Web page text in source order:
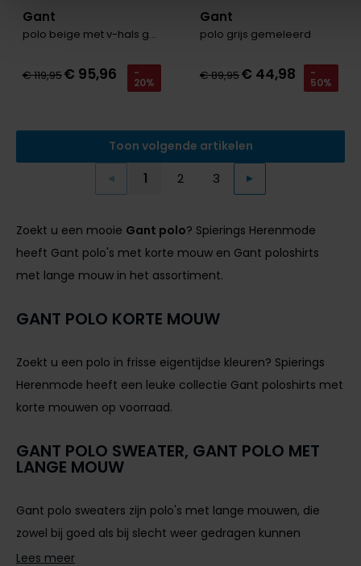
Gant
polo beige met v-hals gemêleerd
€ 119,95€ 95,96 -
20%
Gant
polo grijs gemeleerd
€ 89,95€ 44,98 -
50%
Toon volgende artikelen
Vorige
1 2 3 Volgende
Zoekt u een mooie Gant polo? Spierings Herenmode
heeft Gant polo's met korte mouw en Gant poloshirts
met lange mouw in het assortiment.
GANT POLO KORTE MOUW
Zoekt u een polo in frisse eigentijdse kleuren? Spierings
Herenmode heeft een leuke collectie Gant poloshirts met
korte mouwen op voorraad.
GANT POLO SWEATER, GANT POLO MET
LANGE MOUW
Gant polo sweaters zijn polo's met lange mouwen, die
zowel bij goed als bij slecht weer gedragen kunnen
worden. Deze Gant poloshirts zijn gemaakt van zachte
Lees meer